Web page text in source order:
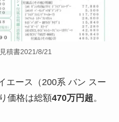
積書2021/8/21
エース（200系 バン スー
価格は総額470万円超。